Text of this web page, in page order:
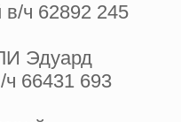
в/ч 62892 245
Эдуард
66431 693